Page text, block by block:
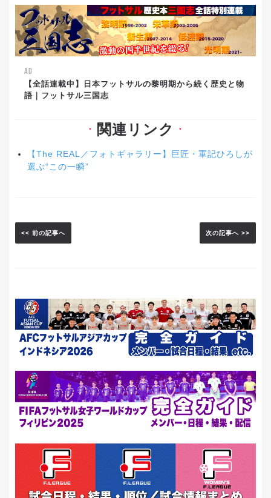
AD
【全話連載中】日本フットサルの黎明期から続く歴史と物
語｜フットサル三国志
▼ 関連リンク ▼
【The REAL／フォトギャラリー】巨匠・軍記ひろしが
選ぶ“この一瞬”
<< 前の記事へ 次の記事へ >>